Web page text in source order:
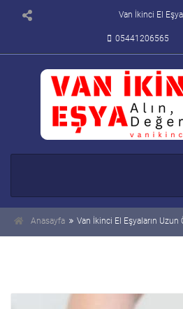
Van İkinci El
05441206565
Anasayfa Van İkinci El Eşyaların Uzun